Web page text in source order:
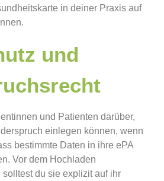
in deiner Praxis auf
und
und Patienten darüber,
einlegen können, wenn
bestimmte Daten in ihre ePA
Vor dem Hochladen
du sie explizit auf ihr